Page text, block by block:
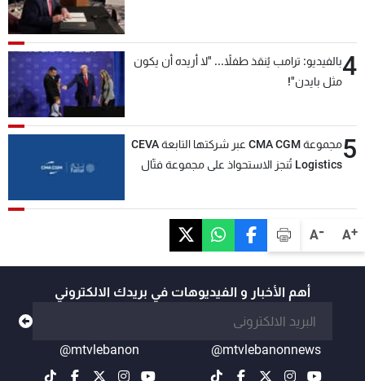
A+
A-
4بالفيديو: ترامب يُنقذ طفلاً... "لا أريده أن يكون
مثل بايدن"!
5
مجموعة CMA CGM عبر شركتها التابعة CEVA
Logistics تُنجز الاستحواذ على مجموعة فتّال
أهم الأخبار و الفيديوهات في بريدك الالكتروني
@mtvlebanonnews
@mtvlebanon